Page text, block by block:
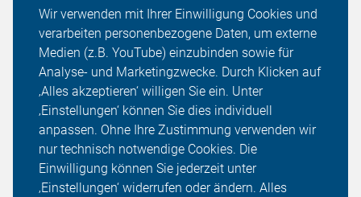
Wir verwenden mit Ihrer Einwilligung Cookies und
verarbeiten personenbezogene Daten, um externe
Medien (z.B. YouTube) einzubinden sowie für
Analyse- und Marketingzwecke. Durch Klicken auf
‚Alles akzeptieren‘ willigen Sie ein. Unter
‚Einstellungen‘ können Sie dies individuell
anpassen. Ohne Ihre Zustimmung verwenden wir
nur technisch notwendige Cookies. Die
Einwilligung können Sie jederzeit unter
‚Einstellungen‘ widerrufen oder ändern. Alles
Umgestaltung nach einer Musterlösung des
Verkehrministeriums BW vor. Es handelt sich um eine
Lösung mit relativ wenig baulichem Aufwand, die aber
eine klare Führung für den Radverkehr vorsieht sowie
gute Sichtbeziehungen herstellt. In der Diskussion wurde
klar: Die CDU lehnt das ab und die Fraktion FW/FDP
meldete Zweifel an. Die Verwaltung sah sich gezwungen,
die Entscheidung zu vertagen, um eine Ablehnung zu
vermeiden.